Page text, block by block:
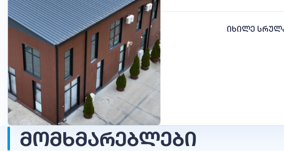
ᲘᲮᲘᲚᲔ
ᲛᲝᲛᲮᲛᲐᲠᲔᲑᲚᲔᲑᲘ